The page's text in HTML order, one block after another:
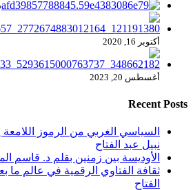
أكتوبر 16, 2020
أغسطس 20, 2023
Recent Posts
السياسي الغربي من الرموز اللامعة
نبيل عبد الفتاح
الأوديسة بين زمنين بقلم د. قاسم
ثقافة الفتاوي الرقمية في عالم ما
الفتاح